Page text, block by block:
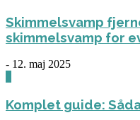
Skimmelsvamp
skimmelsvamp for
- 12. maj 2025
Komplet guide: